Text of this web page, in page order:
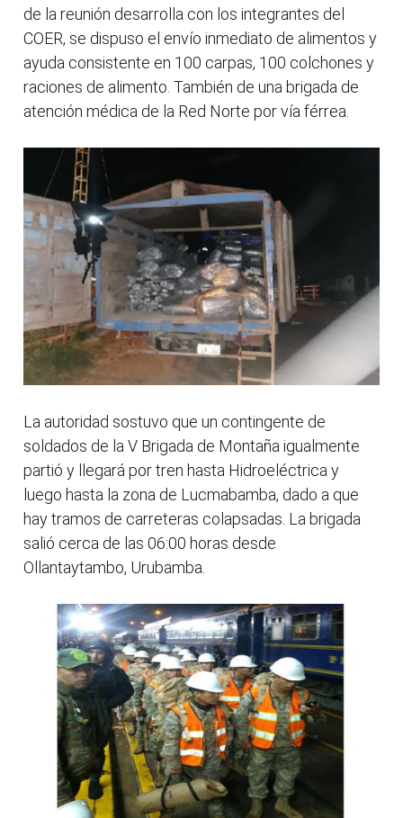
de la reunión desarrolla con los integrantes del
COER, se dispuso el envío inmediato de alimentos y
ayuda consistente en 100 carpas, 100 colchones y
raciones de alimento. También de una brigada de
atención médica de la Red Norte por vía férrea.
La autoridad sostuvo que un contingente de
soldados de la V Brigada de Montaña igualmente
partió y llegará por tren hasta Hidroeléctrica y
luego hasta la zona de Lucmabamba, dado a que
hay tramos de carreteras colapsadas. La brigada
salió cerca de las 06:00 horas desde
Ollantaytambo, Urubamba.